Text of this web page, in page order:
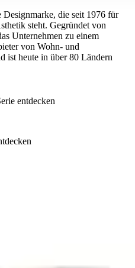
Designmarke, die seit 1976 für
steht. Gegründet von
Unternehmen zu einem
von Wohn- und
ist heute in über 80 Ländern
entdecken